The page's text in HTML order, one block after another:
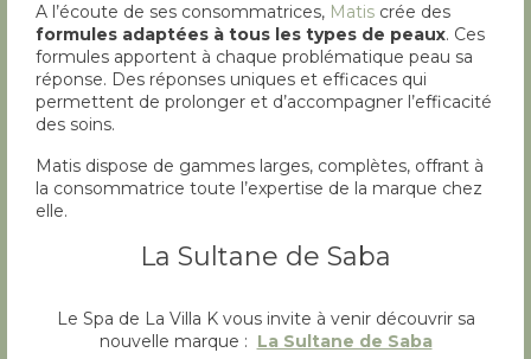
A l’écoute de ses consommatrices, Matis crée des
formules adaptées à tous les types de peaux. Ces
formules apportent à chaque problématique peau sa
réponse. Des réponses uniques et efficaces qui
permettent de prolonger et d’accompagner l’efficacité
des soins.
Matis dispose de gammes larges, complètes, offrant à
la consommatrice toute l’expertise de la marque chez
elle.
La Sultane de Saba
Le Spa de La Villa K vous invite à venir découvrir sa
nouvelle marque : La Sultane de Saba